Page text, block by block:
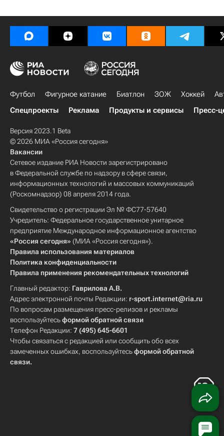
Футбол Фигурное катание Биатлон ЗОЖ Хоккей
Спецпроекты
Реклама Продукты и сервисы Пресс-
Версия 2023.1 Beta
© 2026 МИА «Россия сегодня»
Вакансии
Сетевое издание РИА Новости зарегистрировано
в Федеральной службе по надзору в сфере связи,
информационных технологий и массовых коммуникаций
(Роскомнадзор) 08 апреля 2014 года.
Свидетельство о регистрации Эл № ФС77-57640
Учредитель: Федеральное государственное унитарное
предприятие Международное информационное агентство
«Россия сегодня» (МИА «Россия сегодня»).
Правила использования материалов
Политика конфиденциальности
Правила применения рекомендательных технологий
Главный редактор: Гаврилова А.В.
Адрес электронной почты Редакции: r-sport.internet@ria.ru
По вопросам размещения пресс-релизов и рекламы
воспользуйтесьформой обратной связи
Телефон Редакции: 7 (495) 645-6601
Чтобы связаться с редакцией или сообщить обо всех
замеченных ошибках, воспользуйтесьформой обратной
связи.